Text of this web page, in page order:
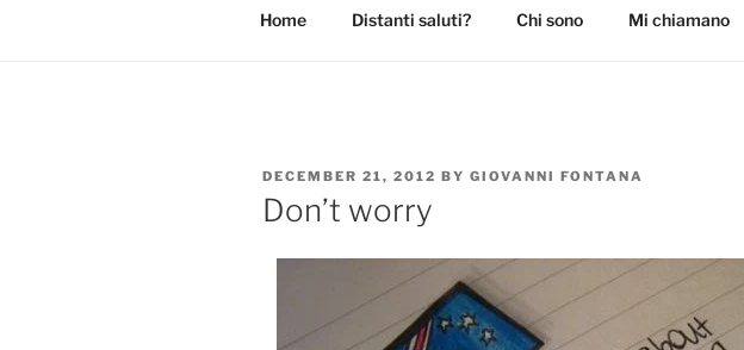
Home Distanti saluti? Chi sono Mi chiamano
POSTED
ON
DECEMBER 21, 2012 BY GIOVANNI FONTANA
Don’t worry